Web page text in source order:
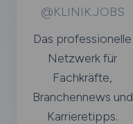
@KLINIK.JOBS
Das professionelle
Netzwerk für
Fachkräfte,
Branchennews und
Karrieretipps.